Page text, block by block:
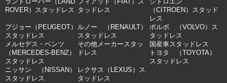
ROVER）スタッドレス タッドレス
（CITROEN）スタッド
レス
プジョー（PEUGEOT）
スタッドレス
ルノー （RENAULT）
スタッドレス
ボルボ （VOLVO）ス
タッドレス
メルセデス・ベンツ
（MERCEDES-BENZ）
スタッドレス
その他メーカースタッ
ドレス
国産車スタッドレス
トヨタ （TOYOTA）
スタッドレス
ニッサン （NISSAN）
スタッドレス
レクサス（LEXUS）ス
タッドレス